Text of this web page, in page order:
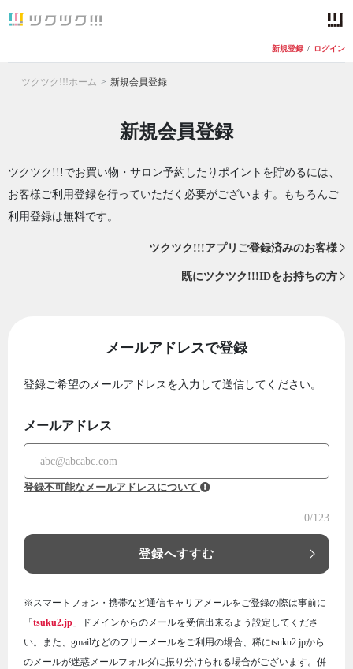
新規登録 / ログイン
ツクツク!!!ホーム 新規会員登録
新規会員登録
ツクツク!!!でお買い物・サロン予約したりポイントを貯めるには、
お客様ご利用登録を行っていただく必要がございます。もちろんご
利用登録は無料です。
ツクツク!!!アプリご登録済みのお客様
既にツクツク!!!IDをお持ちの方
メールアドレスで登録
登録ご希望のメールアドレスを入力して送信してください。
メールアドレス
登録不可能なメールアドレスについて
0/123
登録へすすむ
※スマートフォン・携帯など通信キャリアメールをご登録の際は事前に
「 tsuku2.jp 」ドメインからのメールを受信出来るよう設定してくださ
い。また、gmailなどのフリーメールをご利用の場合、稀にtsuku2.jpから
のメールが迷惑メールフォルダに振り分けられる場合がございます。併